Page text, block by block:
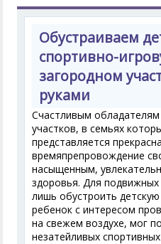
Обустраиваем
спортивно-
загородном
руками
Счастливым
участков, в семьях
представляется
времяпрепровождение
насыщенным,
здоровья. Для
лишь обустроить
ребенок с интересом
на свежем воздухе, мог
незатейливых